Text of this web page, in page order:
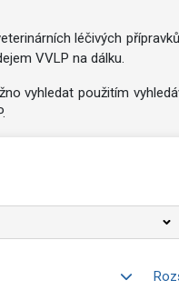
léčivých
VVLP na dálku.
vyhledat použitím